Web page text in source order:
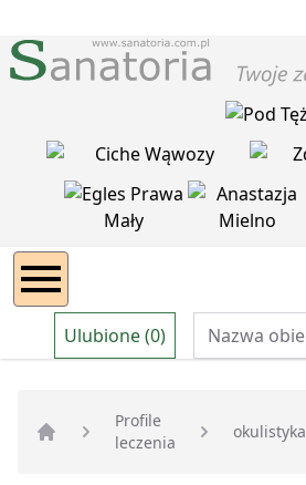
Ulubione (0)
Strona główna
Profile
leczenia
okulistyka